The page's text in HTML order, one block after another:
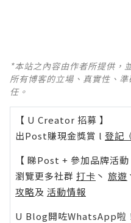
*本站之內容由作者所提供，
所有博客的立場、真實性、
任。
【 U Creator 招募 】
出Post賺現金獎賞 l 登記
【 睇Post + 參加品牌活動
瀏覽更多社群 打卡 丶 旅遊
攻略及 活動情報
U Blog開咗WhatsApp啦